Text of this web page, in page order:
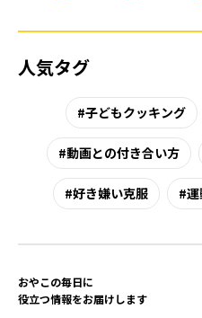
人気タグ
子どもクッキング
動画との付き合い方
好き嫌い克服
おやこの毎日に
役立つ情報をお届けします